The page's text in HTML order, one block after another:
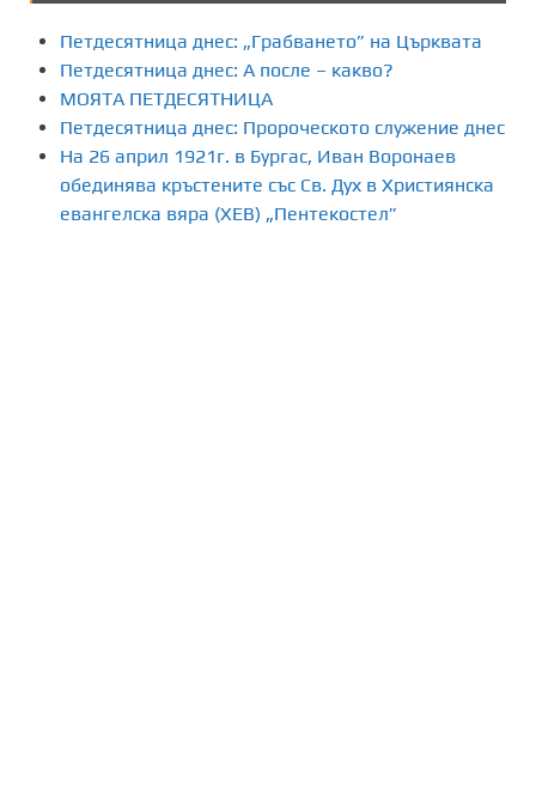
Петдесятница днес: „Грабването” на Църквата
Петдесятница днес: А после – какво?
МОЯТА ПЕТДЕСЯТНИЦА
Петдесятница днес: Пророческото служение днес
На 26 април 1921г. в Бургас, Иван Воронаев
обединява кръстените със Св. Дух в Християнска
евангелска вяра (ХЕВ) „Пентекостел”